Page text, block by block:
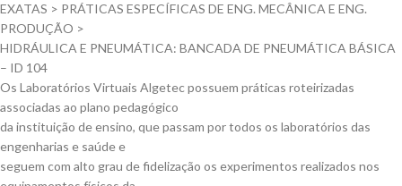
EXATAS > PRÁTICAS ESPECÍFICAS DE ENG. MECÂNICA E ENG.
PRODUÇÃO >
HIDRÁULICA E PNEUMÁTICA: BANCADA DE PNEUMÁTICA BÁSICA
– ID 104
Os Laboratórios Virtuais Algetec possuem práticas roteirizadas
associadas ao plano pedagógico
da instituição de ensino, que passam por todos os laboratórios das
engenharias e saúde e
seguem com alto grau de fidelização os experimentos realizados nos